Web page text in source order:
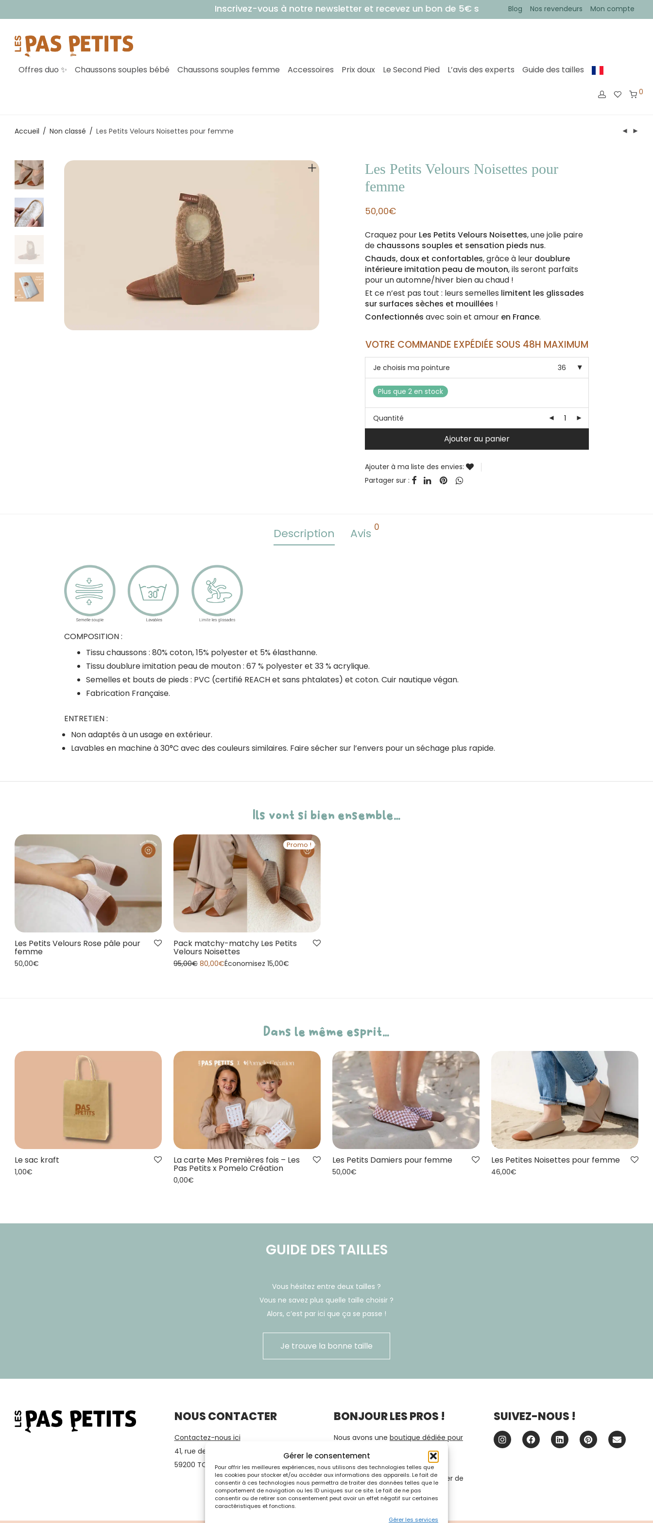
Gérer le consentement
Pour offrir les meilleures expériences, nous utilisons des technologies telles que
les cookies pour stocker et/ou accéder aux informations des appareils. Le fait de
consentir à ces technologies nous permettra de traiter des données telles que le
comportement de navigation ou les ID uniques sur ce site. Le fait de ne pas
consentir ou de retirer son consentement peut avoir un effet négatif sur certaines
caractéristiques et fonctions.
Gérer les services
Inscrivez-vous à notre newsletter et recevez un bon de 5€ sur votre première commande ! • Votre
Blog Nos revendeurs Mon compte
Offres duo ✨ Chaussons souples bébé Chaussons souples femme Accessoires Prix doux Le Second Pied L’avis des experts Guide des tailles
0
Accueil / Non classé / Les Petits Velours Noisettes pour femme
Les Petits Velours Noisettes pour
femme
50,00€
Craquez pour Les Petits Velours Noisettes, une jolie paire
de chaussons souples et sensation pieds nus.
Chauds, doux et confortables, grâce à leur doublure
intérieure imitation peau de mouton, ils seront parfaits
pour un automne/hiver bien au chaud !
Et ce n’est pas tout : leurs semelles limitent les glissades
sur surfaces sèches et mouillées !
Confectionnés avec soin et amour en France.
VOTRE COMMANDE EXPÉDIÉE SOUS 48H MAXIMUM
Je choisis ma pointure 36
Plus que 2 en stock
Quantité
Ajouter au panier
Ajouter à ma liste des envies:
Partager sur :
Description Avis 0
COMPOSITION :
Tissu chaussons : 80% coton, 15% polyester et 5% élasthanne.
Tissu doublure imitation peau de mouton : 67 % polyester et 33 % acrylique.
Semelles et bouts de pieds : PVC (certifié REACH et sans phtalates) et coton. Cuir nautique végan.
Fabrication Française.
ENTRETIEN :
Non adaptés à un usage en extérieur.
Lavables en machine à 30°C avec des couleurs similaires. Faire sécher sur l’envers pour un séchage plus rapide.
Ils vont si bien ensemble…
Les Petits Velours Rose pâle pour
femme
50,00€
Promo !
Pack matchy-matchy Les Petits
Velours Noisettes
95,00€ 80,00€Économisez 15,00€
Dans le même esprit…
Le sac kraft
1,00€
La carte Mes Premières fois – Les
Pas Petits x Pomelo Création
0,00€
Les Petits Damiers pour femme
50,00€
Les Petites Noisettes pour femme
46,00€
GUIDE DES TAILLES
Vous hésitez entre deux tailles ?
Vous ne savez plus quelle taille choisir ?
Alors, c’est par ici que ça se passe !
Je trouve la bonne taille
NOUS CONTACTER
Contactez-nous ici
41, rue des Métissages
59200 TOURCOING
BONJOUR LES PROS !
Nous avons une boutique dédiée pour
vous ici.
C’est toujours un plaisir de discuter de
votre joli projet,contactez-nous
SUIVEZ-NOUS !